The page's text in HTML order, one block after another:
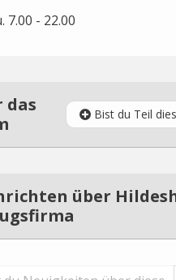
7.00 - 22.00
das
Bist du Teil
über